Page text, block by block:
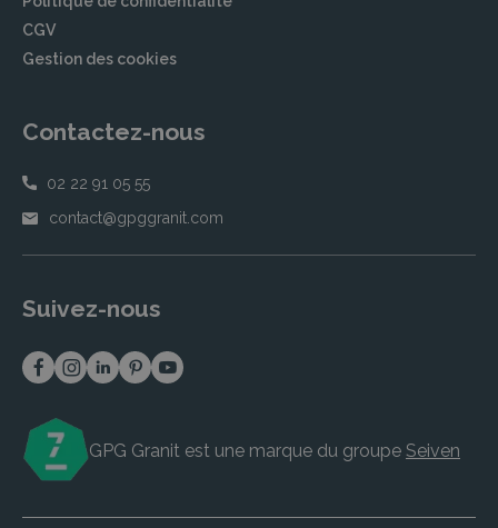
CGV
Gestion des cookies
Contactez-nous
02 22 91 05 55
contact@gpggranit.com
Suivez-nous
GPG Granit est une marque du groupe Seiven